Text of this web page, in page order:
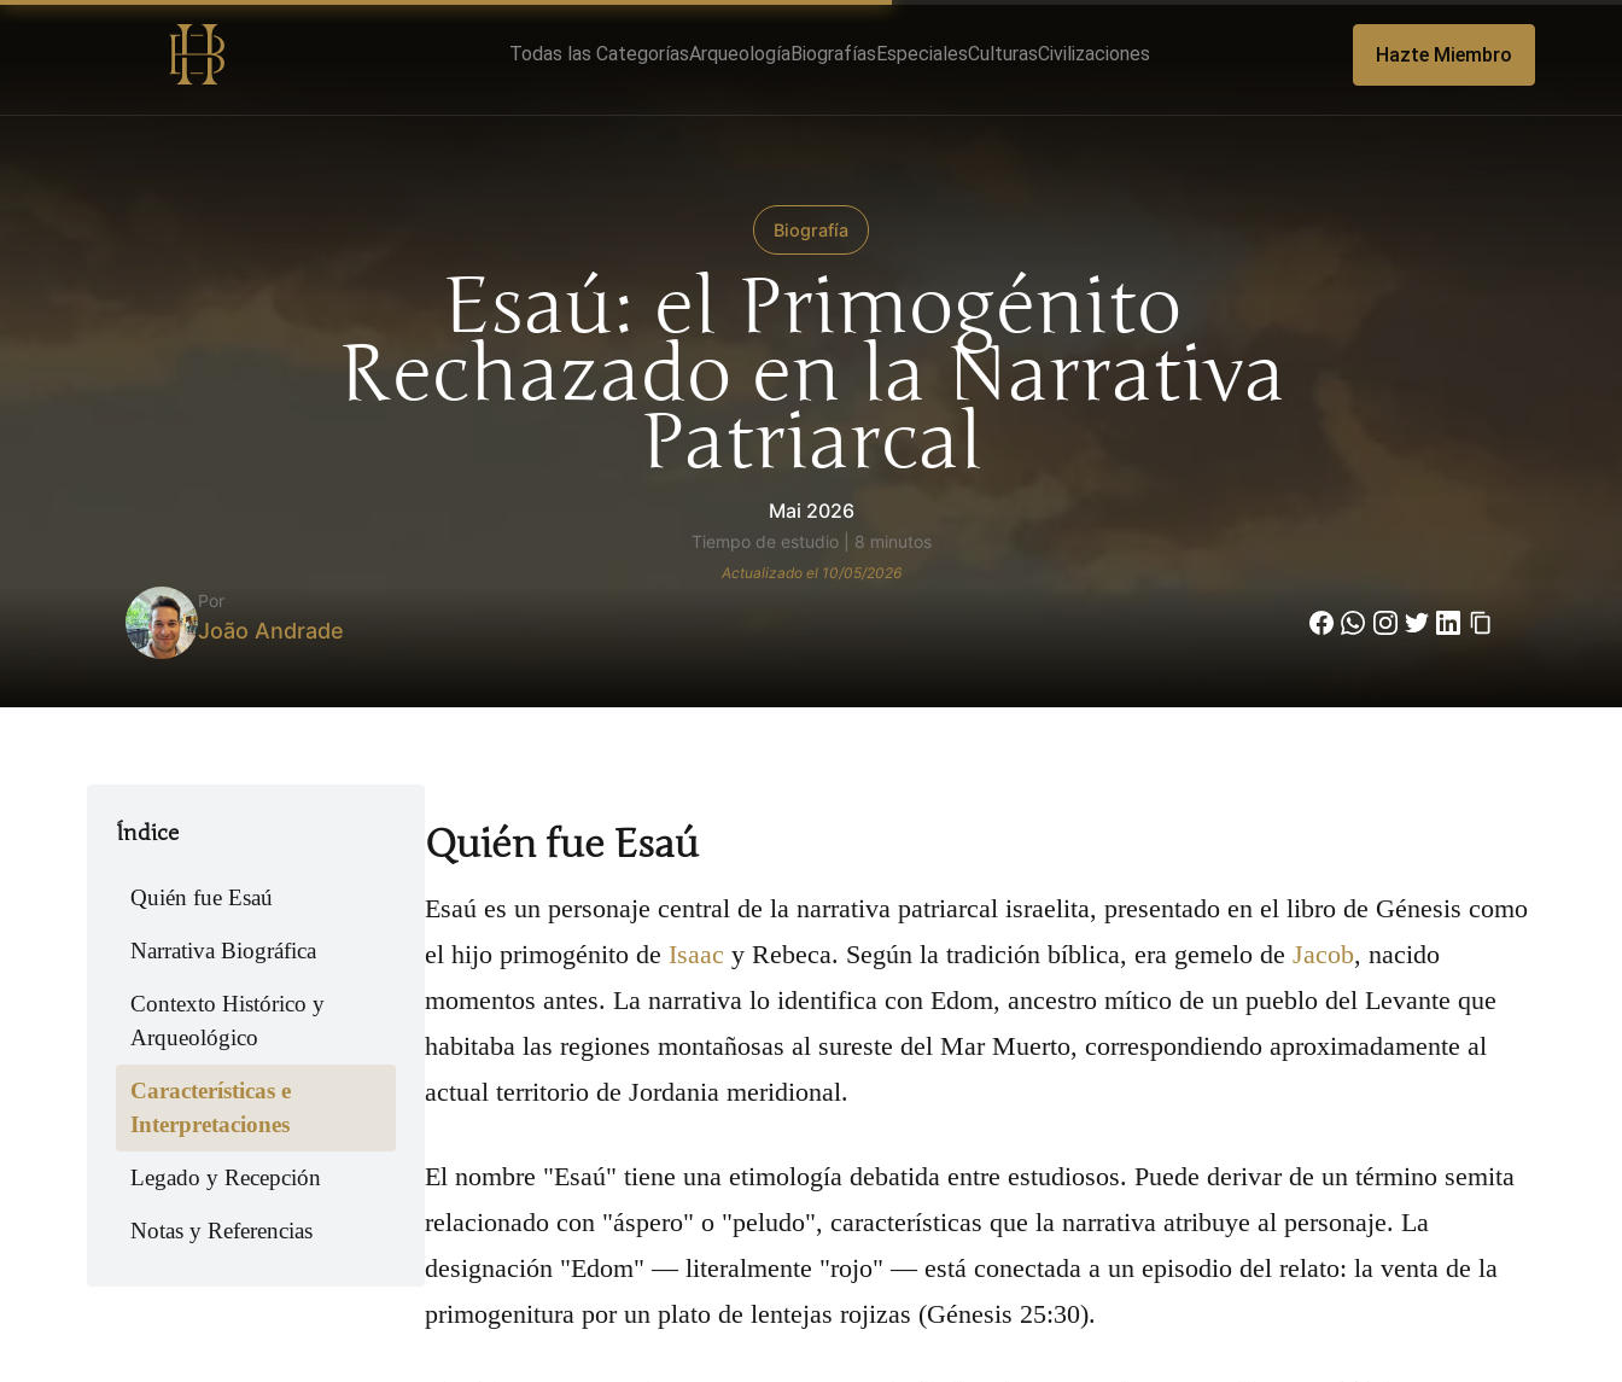
Todas las CategoríasArqueologíaBiografíasEspecialesCulturasCivilizaciones Hazte Miembro
Biografía
Esaú: el Primogénito
Rechazado en la Narrativa
Patriarcal
Mai 2026
Tiempo de estudio | 8 minutos
Actualizado el 10/05/2026
Por
João Andrade
Índice
Quién fue Esaú
Narrativa Biográfica
Contexto Histórico y
Arqueológico
Características e
Interpretaciones
Legado y Recepción
Notas y Referencias
Quién fue Esaú
Esaú es un personaje central de la narrativa patriarcal israelita, presentado en el libro de Génesis como
el hijo primogénito de Isaac y Rebeca. Según la tradición bíblica, era gemelo de Jacob, nacido
momentos antes. La narrativa lo identifica con Edom, ancestro mítico de un pueblo del Levante que
habitaba las regiones montañosas al sureste del Mar Muerto, correspondiendo aproximadamente al
actual territorio de Jordania meridional.
El nombre "Esaú" tiene una etimología debatida entre estudiosos. Puede derivar de un término semita
relacionado con "áspero" o "peludo", características que la narrativa atribuye al personaje. La
designación "Edom" — literalmente "rojo" — está conectada a un episodio del relato: la venta de la
primogenitura por un plato de lentejas rojizas (Génesis 25:30).